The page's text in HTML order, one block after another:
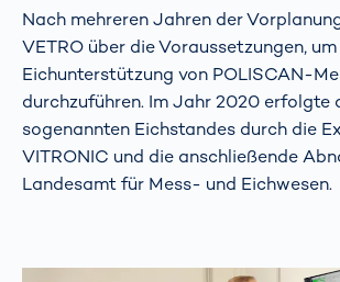
Nach mehreren Jahren der
VETRO über die Voraussetzungen,
Eichunterstützung von POLISCAN-
durchzuführen. Im Jahr 2020 erfolgte
sogenannten Eichstandes durch die
VITRONIC und die anschließende
Landesamt für Mess- und Eichwesen.